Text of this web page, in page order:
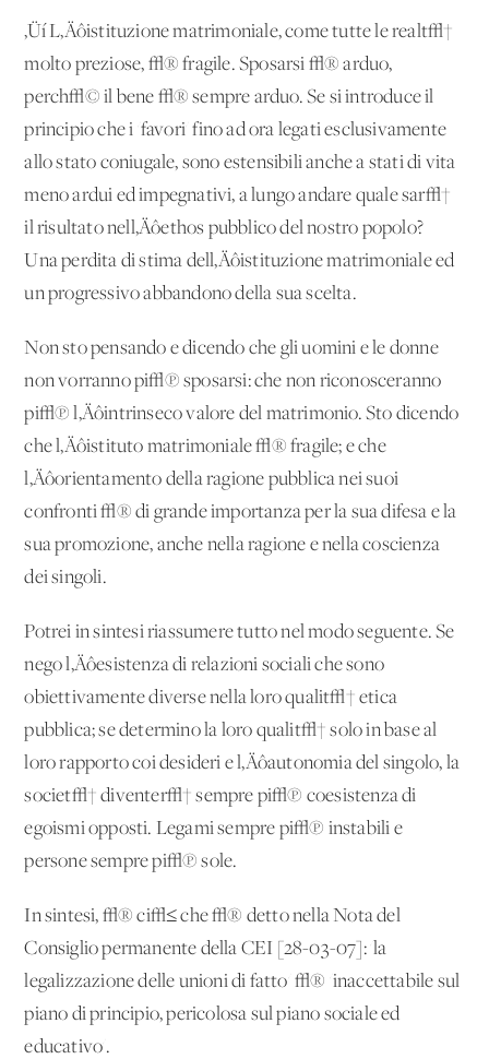
‚Üí L‚Äôistituzione matrimoniale, come tutte le realt√†
molto preziose, √® fragile. Sposarsi √® arduo,
perch√© il bene √® sempre arduo. Se si introduce il
principio che i 'favori' fino ad ora legati esclusivamente
allo stato coniugale, sono estensibili anche a stati di vita
meno ardui ed impegnativi, a lungo andare quale sar√†
il risultato nell‚Äôethos pubblico del nostro popolo?
Una perdita di stima dell‚Äôistituzione matrimoniale ed
un progressivo abbandono della sua scelta.
Non sto pensando e dicendo che gli uomini e le donne
non vorranno pi√π sposarsi: che non riconosceranno
pi√π l‚Äôintrinseco valore del matrimonio. Sto dicendo
che l‚Äôistituto matrimoniale √® fragile; e che
l‚Äôorientamento della ragione pubblica nei suoi
confronti √® di grande importanza per la sua difesa e la
sua promozione, anche nella ragione e nella coscienza
dei singoli.
Potrei in sintesi riassumere tutto nel modo seguente. Se
nego l‚Äôesistenza di relazioni sociali che sono
obiettivamente diverse nella loro qualit√† etica
pubblica; se determino la loro qualit√† solo in base al
loro rapporto coi desideri e l‚Äôautonomia del singolo, la
societ√† diventer√† sempre pi√π coesistenza di
egoismi opposti. Legami sempre pi√π instabili e
persone sempre pi√π sole.
In sintesi, √® ci√≤ che √® detto nella Nota del
Consiglio permanente della CEI [28-03-07]: 'la
legalizzazione delle unioni di fatto' √® 'inaccettabile sul
piano di principio, pericolosa sul piano sociale ed
educativo'.